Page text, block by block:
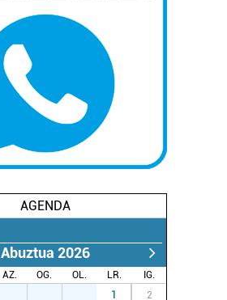
AGENDA
Abuztua 2026
AZ. OG. OL. LR.
IG.
1 2